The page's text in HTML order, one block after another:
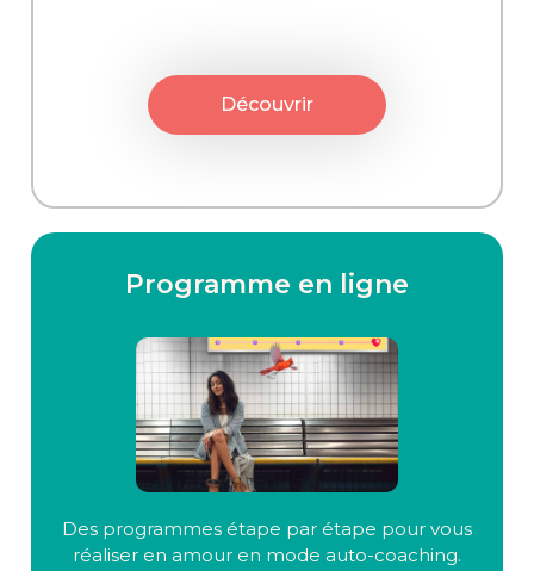
Découvrir
Programme en ligne
Des programmes étape par étape pour vous
réaliser en amour en mode auto-coaching.